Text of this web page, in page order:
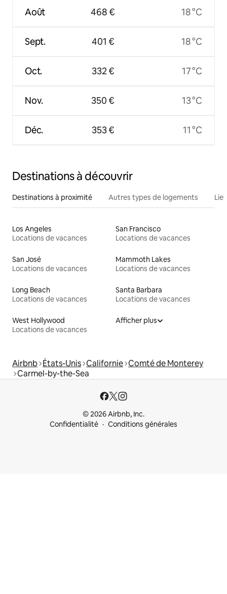
Août
Sept.
Oct.
Nov.
Déc.
468 €
401 €
332 €
350 €
353 €
18 °C
18 °C
17 °C
13 °C
11 °C
Destinations à découvrir
Destinations à proximité Autres types de logements
Los Angeles
Locations de vacances
San Francisco
Locations de vacances
San José
Locations de vacances
Mammoth Lakes
Locations de vacances
Long Beach
Locations de vacances
Santa Barbara
Locations de vacances
West Hollywood
Locations de vacances
Afficher plus
Airbnb États-Unis Californie Comté de Monterey
Carmel-by-the-Sea
© 2026 Airbnb, Inc.
Confidentialité
Conditions générales